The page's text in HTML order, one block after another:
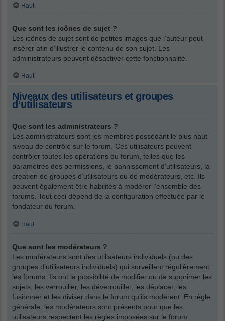
Haut
Que sont les icônes de sujet ?
Les icônes de sujet sont de petites images que l’auteur peut
insérer afin d’illustrer le contenu de son sujet. Les
administrateurs peuvent désactiver cette fonctionnalité.
Haut
Niveaux des utilisateurs et groupes
d’utilisateurs
Que sont les administrateurs ?
Les administrateurs sont les membres possédant le plus haut
niveau de contrôle sur le forum. Ces utilisateurs peuvent
contrôler toutes les opérations du forum, telles que les
paramètres des permissions, le bannissement d’utilisateurs, la
création de groupes d’utilisateurs ou de modérateurs, etc. Ils
peuvent également être habilités à modérer l’ensemble des
forums. Tout ceci dépend de la configuration effectuée par le
fondateur du forum.
Haut
Que sont les modérateurs ?
Les modérateurs sont des utilisateurs individuels (ou des
groupes d’utilisateurs individuels) qui surveillent régulièrement
les forums. Ils ont la possibilité de modifier ou de supprimer les
sujets, les verrouiller, les déverrouiller, les déplacer, les
fusionner et les diviser dans le forum qu’ils modèrent. En règle
générale, les modérateurs sont présents pour que les
utilisateurs respectent les règles imposées sur le forum.